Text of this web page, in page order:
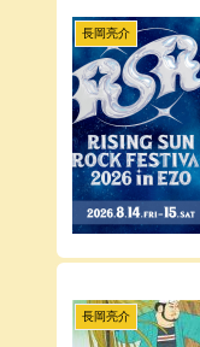
長岡亮介
長岡亮介